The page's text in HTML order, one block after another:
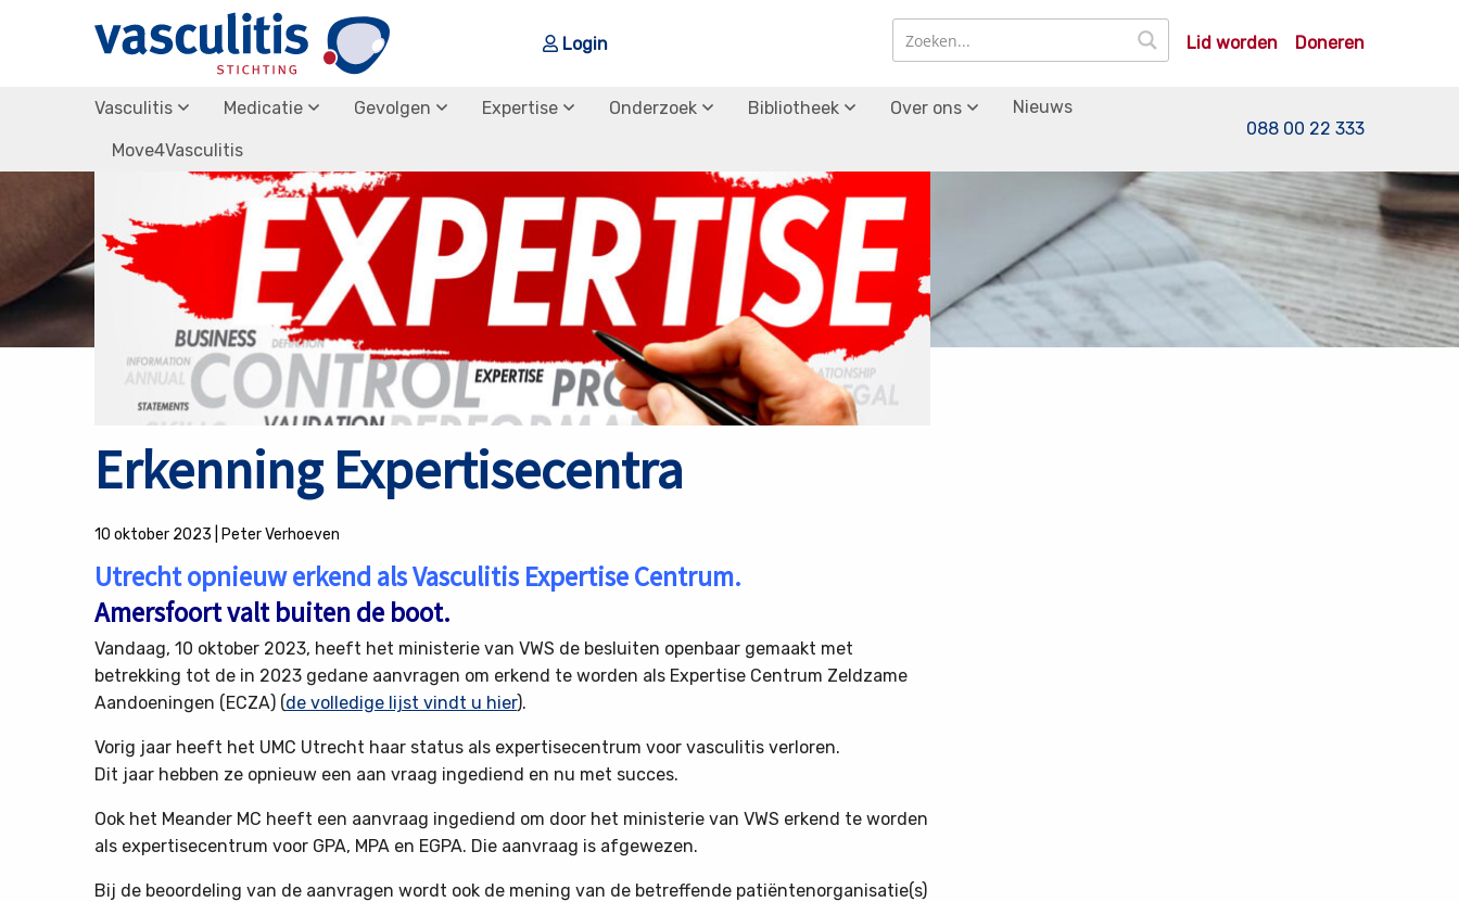
Login
Zoek
Lid worden Doneren
Vasculitis Medicatie Gevolgen Expertise Onderzoek Bibliotheek Over ons Nieuws
Move4Vasculitis
088 00 22 333
Terug naar nieuws overzicht
Erkenning Expertisecentra
10 oktober 2023 Peter Verhoeven
Utrecht opnieuw erkend als Vasculitis Expertise Centrum.
Amersfoort valt buiten de boot.
Vandaag, 10 oktober 2023, heeft het ministerie van VWS de besluiten openbaar gemaakt met
betrekking tot de in 2023 gedane aanvragen om erkend te worden als Expertise Centrum Zeldzame
Aandoeningen (ECZA) (de volledige lijst vindt u hier).
Vorig jaar heeft het UMC Utrecht haar status als expertisecentrum voor vasculitis verloren.
Dit jaar hebben ze opnieuw een aan vraag ingediend en nu met succes.
Ook het Meander MC heeft een aanvraag ingediend om door het ministerie van VWS erkend te worden
als expertisecentrum voor GPA, MPA en EGPA. Die aanvraag is afgewezen.
Bij de beoordeling van de aanvragen wordt ook de mening van de betreffende patiëntenorganisatie(s)